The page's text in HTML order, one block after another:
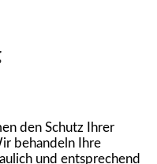
den Schutz Ihrer
behandeln Ihre
und entsprechend